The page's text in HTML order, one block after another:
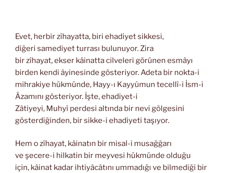
Evet, herbir zîhayatta, biri ehadiyet sikkesi,
diğeri samediyet turrası bulunuyor. Zira
bir zîhayat, ekser kâinatta cilveleri görünen esmâyı
birden kendi âyinesinde gösteriyor. Adeta bir nokta-i
mihrakiye hükmünde, Hayy-ı Kayyûmun tecellî-i İsm-i
Âzamını gösteriyor. İşte, ehadiyet-i
Zâtiyeyi, Muhyî perdesi altında bir nevi gölgesini
gösterdiğinden, bir sikke-i ehadiyeti taşıyor.
Hem o zîhayat, kâinatın bir misal-i musağğarı
ve şecere-i hilkatin bir meyvesi hükmünde olduğu
için, kâinat kadar ihtiyâcâtını ummadığı ve bilmediği bir